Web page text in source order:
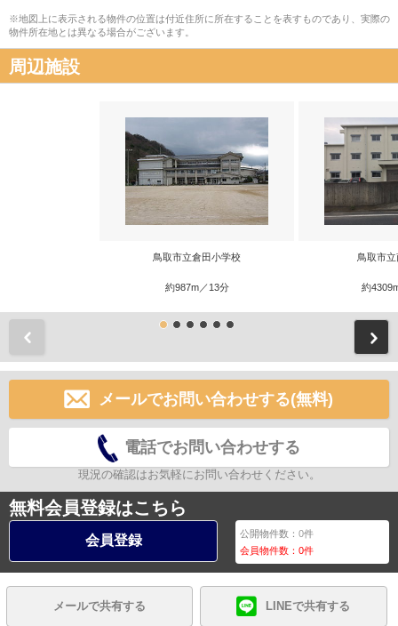
※地図上に表示される物件の位置は付近住所に所在することを表すものであり、実際の
物件所在地とは異なる場合がございます。
周辺施設
鳥取市立倉田小学校
約987m／13分
鳥取市
約
メールでお問い合わせする(無料)
電話でお問い合わせする
現況の確認はお気軽にお問い合わせください。
無料会員登録はこちら
会員登録 公開物件数：0件
会員物件数：0件
メールで共有する LINEで共有する